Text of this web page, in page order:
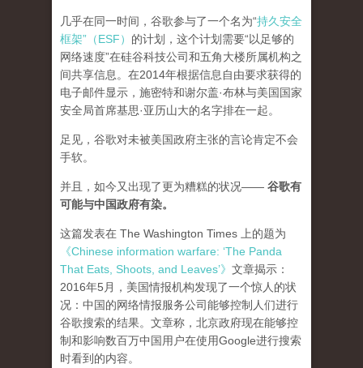
几乎在同一时间，谷歌参与了一个名为“持久安全
框架”（ESF） 的计划，这个计划需要“以足够的
网络速度”在硅谷科技公司和五角大楼所属机构之
间共享信息。在2014年根据信息自由要求获得的
电子邮件显示，施密特和谢尔盖·布林与美国国家
安全局首席基思·亚历山大的名字排在一起。
足见，谷歌对未被美国政府主张的言论肯定不会
手软。
并且，如今又出现了更为糟糕的状况—— 谷歌有
可能与中国政府有染。
这篇发表在 The Washington Times 上的题为
《Chinese information warfare: ‘The Panda
That Eats, Shoots, and Leaves’》 文章揭示：
2016年5月，美国情报机构发现了一个惊人的状
况：中国的网络情报服务公司能够控制人们进行
谷歌搜索的结果。文章称，北京政府现在能够控
制和影响数百万中国用户在使用Google进行搜索
时看到的内容。